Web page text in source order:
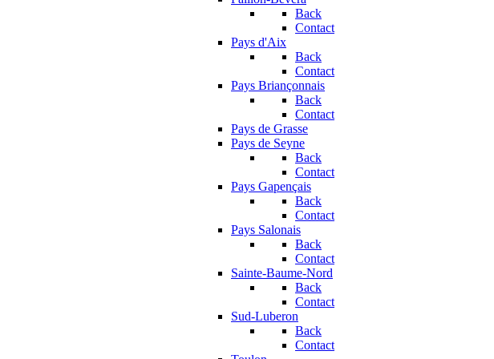
Back
Contact
Pays d'Aix
Back
Contact
Pays Briançonnais
Back
Contact
Pays de Grasse
Pays de Seyne
Back
Contact
Pays Gapençais
Back
Contact
Pays Salonais
Back
Contact
Sainte-Baume-Nord
Back
Contact
Sud-Luberon
Back
Contact